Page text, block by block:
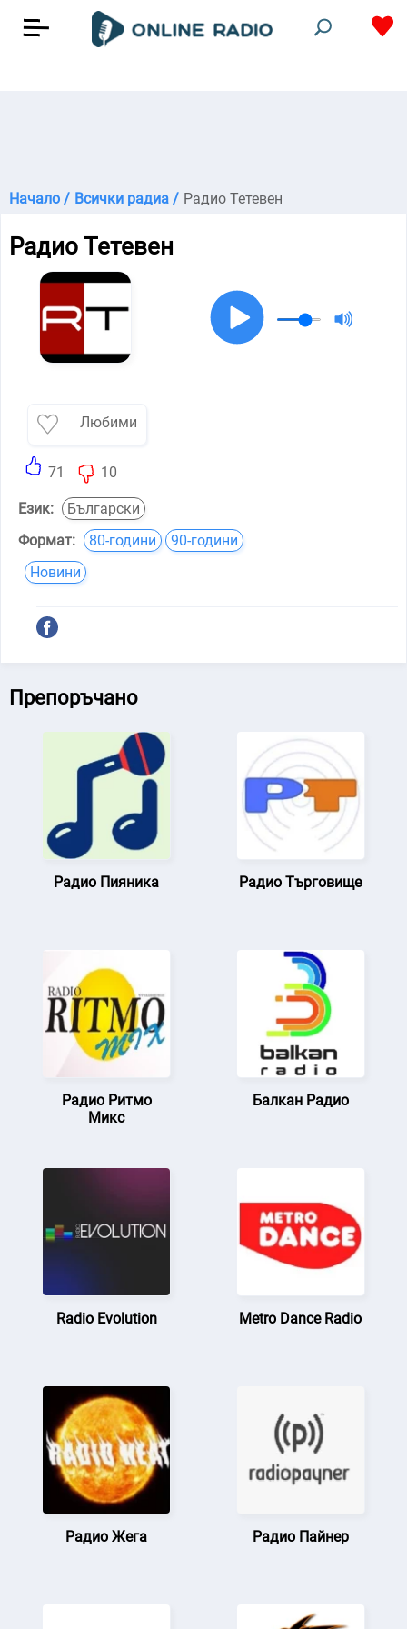
Начало / Всички радиа / Радио Тетевен
Радио Тетевен
Любими
71 10
Език:
Български
Формат:
80-години
90-години
Новини
Препоръчано
Радио Пияника Радио Търговище
Радио Ритмо
Микс
Балкан Радио
Radio Evolution Metro Dance Radio
Радио Жега Радио Пайнер